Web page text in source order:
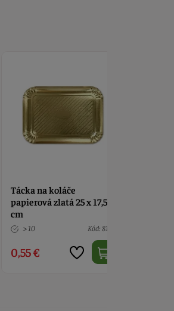
Tácka na koláče
papierová zlatá 25 x 17,5
> 10 Kód: 8197
0,55 €